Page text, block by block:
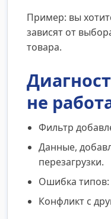
Пример: вы
зависят от
товара.
не
Фильтр
Данные,
перезагрузки.
Ошибка типов:
Конфликт с